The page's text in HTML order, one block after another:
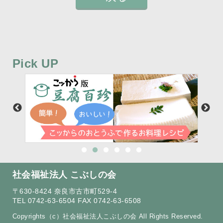
Pick UP
社会福祉法人 こぶしの会
〒630-8424 奈良市古市町529-4
TEL 0742-63-6504 FAX 0742-63-6508
Copyrights（c）社会福祉法人こぶしの会 All Rights Reserved.